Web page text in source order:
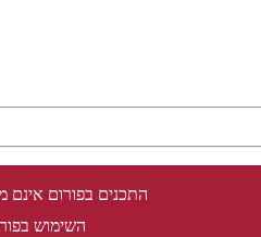
התכנים בפורום אינם
השימוש